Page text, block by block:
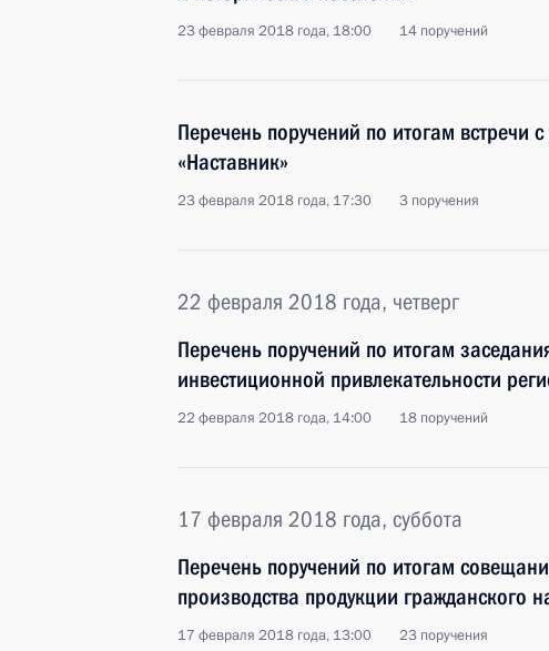
23 февраля 2018 года, 18:00 14 поручений
Перечень поручений по итогам встречи
«Наставник»
23 февраля 2018 года, 17:30 3 поручения
22 февраля 2018 года, четверг
Перечень поручений по итогам
инвестиционной привлекательности
22 февраля 2018 года, 14:00 18 поручений
17 февраля 2018 года, суббота
Перечень поручений по итогам
производства продукции гражданского
17 февраля 2018 года, 13:00 23 поручения